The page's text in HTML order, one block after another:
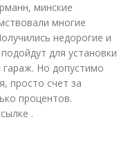
минские
многие
недорогие и
для установки
Но допустимо
просто счет за
процентов.
.